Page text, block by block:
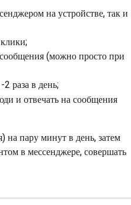
на устройстве, так и
(можно просто при
раза в день;
и отвечать на сообщения
на пару минут в день, затем
в мессенджере, совершать